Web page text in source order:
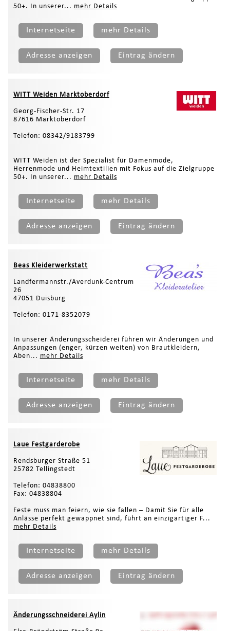
50+. In unserer... mehr Details
Internetseite mehr Details
Adresse anzeigen Eintrag ändern
WITT Weiden Marktoberdorf
Georg-Fischer-Str. 17
87616 Marktoberdorf
Telefon: 08342/9183799
WITT Weiden ist der Spezialist für Damenmode,
Herrenmode und Heimtextilien mit Fokus auf die Zielgruppe
50+. In unserer... mehr Details
Internetseite mehr Details
Adresse anzeigen Eintrag ändern
Beas Kleiderwerkstatt
Landfermannstr./Averdunk-Centrum
26
47051 Duisburg
Telefon: 0171-8352079
In unserer Änderungsscheiderei führen wir Änderungen und
Anpassungen (enger, kürzen weiten) von Brautkleidern,
Aben... mehr Details
Internetseite mehr Details
Adresse anzeigen Eintrag ändern
Laue Festgarderobe
Rendsburger Straße 51
25782 Tellingstedt
Telefon: 04838800
Fax: 04838804
Feste muss man feiern, wie sie fallen – Damit Sie für alle
Anlässe perfekt gewappnet sind, führt an einzigartiger F...
mehr Details
Internetseite mehr Details
Adresse anzeigen Eintrag ändern
Änderungsschneiderei Aylin